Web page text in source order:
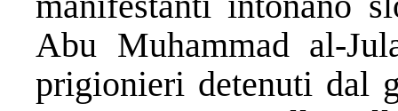
Abu Muhammad al-
prigionieri detenuti dal